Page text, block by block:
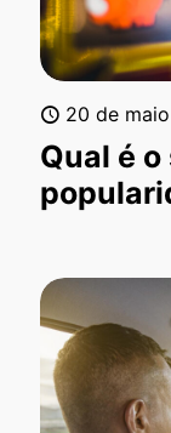
20 de
Qual é